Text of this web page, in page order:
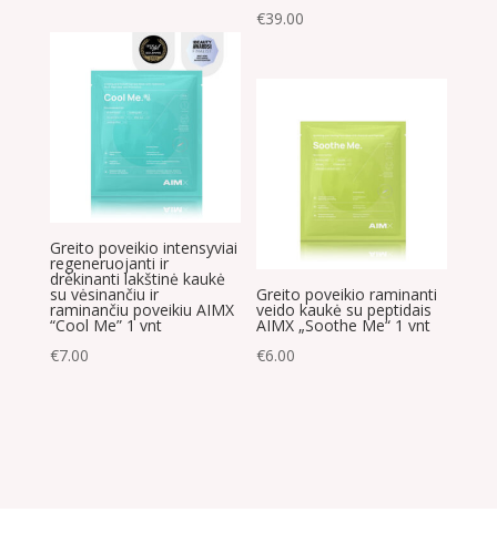
€39.00
Greito poveikio intensyviai
regeneruojanti ir
drėkinanti lakštinė kaukė
su vėsinančiu ir
raminančiu poveikiu AIMX
“Cool Me” 1 vnt
€7.00
Greito poveikio raminanti
veido kaukė su peptidais
AIMX „Soothe Me“ 1 vnt
€6.00